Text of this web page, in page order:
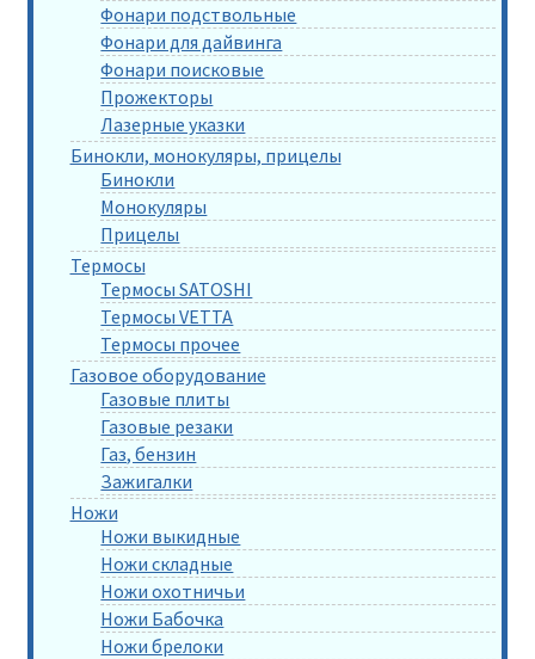
Фонари подствольные
Фонари для дайвинга
Фонари поисковые
Прожекторы
Лазерные указки
Бинокли, монокуляры, прицелы
Бинокли
Монокуляры
Прицелы
Термосы
Термосы SATOSHI
Термосы VETTA
Термосы прочее
Газовое оборудование
Газовые плиты
Газовые резаки
Газ, бензин
Зажигалки
Ножи
Ножи выкидные
Ножи складные
Ножи охотничьи
Ножи Бабочка
Ножи брелоки